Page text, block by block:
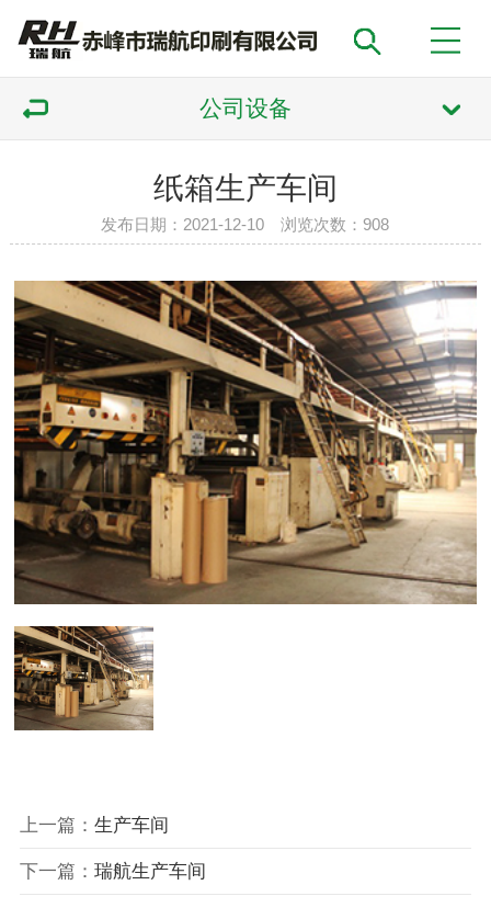
公司设备
纸箱生产车间
发布日期：2021-12-10 浏览次数： 908
上一篇： 生产车间
下一篇： 瑞航生产车间